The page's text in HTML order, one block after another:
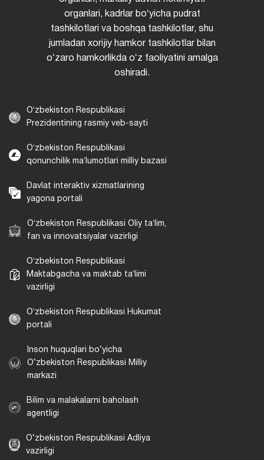
organlari, kadrlar boʻyicha pudrat
tashkilotlari va boshqa tashkilotlar, shu
jumladan xorijiy hamkor tashkilotlar bilan
oʻzaro hamkorlikda oʻz faoliyatini amalga
oshiradi.
Oʻzbekiston Respublikasi
Prezidentining rasmiy veb-sayti
Oʻzbekiston Respublikasi
qonunchilik maʼlumotlari milliy bazasi
Davlat interaktiv xizmatlarining
yagona portali
Oʻzbekiston Respublikasi Oliy taʼlim,
fan va innovatsiyalar vazirligi
Oʻzbekiston Respublikasi
Maktabgacha va maktab taʼlimi
vazirligi
Oʻzbekiston Respublikasi Hukumat
portali
Inson huquqlari bo‘yicha
O‘zbekiston Respublikasi Milliy
markazi
Bilim va malakalarni baholash
agentligi
O‘zbekiston Respublikasi Adliya
vazirligi